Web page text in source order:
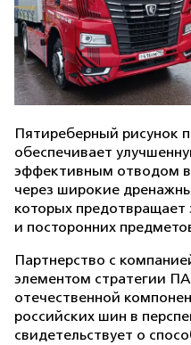
Пятиреберный рисунок
обеспечивает
эффективным отводом
через широкие
которых предотвращает
и посторонних
Партнерство с
элементом стратегии
отечественной
российских шин в
свидетельствует о